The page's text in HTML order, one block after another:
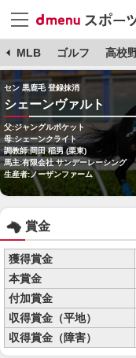
MLB ゴルフ 高校
セン 黒鹿毛 登録抹消
シェーンヴァルト
父:ジャングルポケット
母:シェーンクライト
調教師:岡田 稲男 (栗東)
馬主:有限会社 サンデーレーシング
生産者:ノーザンファーム
賞金
獲得賞金
本賞金
付加賞金
収得賞金（平地）
収得賞金（障害）